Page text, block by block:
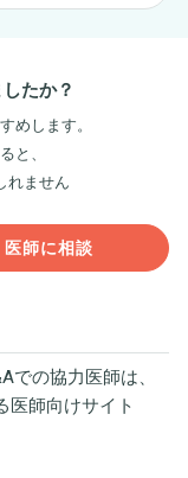
たか？
めします。
と、
れません
医師に相談
での協力医師は、
医師向けサイト